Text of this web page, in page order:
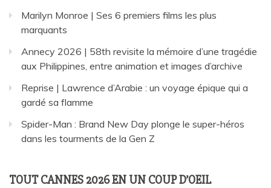
Marilyn Monroe | Ses 6 premiers films les plus
marquants
Annecy 2026 | 58th revisite la mémoire d’une tragédie
aux Philippines, entre animation et images d’archive
Reprise | Lawrence d’Arabie : un voyage épique qui a
gardé sa flamme
Spider-Man : Brand New Day plonge le super-héros
dans les tourments de la Gen Z
TOUT CANNES 2026 EN UN COUP D’OEIL